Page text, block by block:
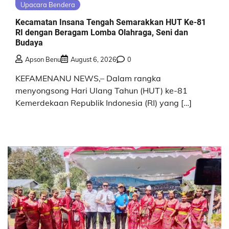
Upacara Bendera
Kecamatan Insana Tengah Semarakkan HUT Ke-81
RI dengan Beragam Lomba Olahraga, Seni dan
Budaya
Apson Benu August 6, 2026 0
KEFAMENANU NEWS,– Dalam rangka
menyongsong Hari Ulang Tahun (HUT) ke-81
Kemerdekaan Republik Indonesia (RI) yang […]